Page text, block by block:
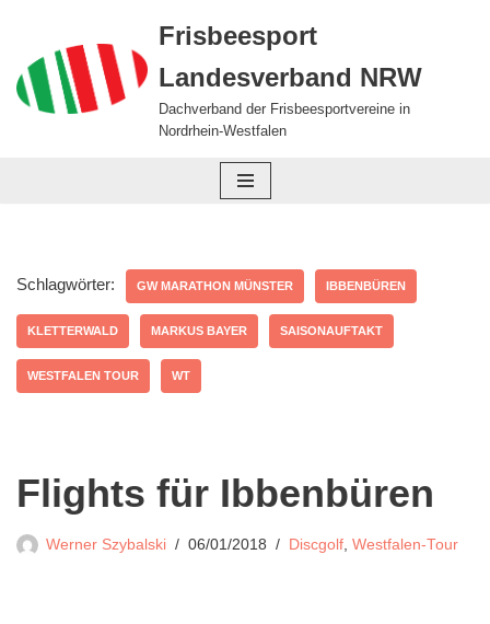
Zum
Inhalt
springen
Frisbeesport
Landesverband NRW
Dachverband der Frisbeesportvereine in
Nordrhein-Westfalen
Schlagwörter: GW MARATHON MÜNSTER IBBENBÜREN
KLETTERWALD MARKUS BAYER SAISONAUFTAKT
WESTFALEN TOUR WT
Flights für Ibbenbüren
Werner Szybalski 06/01/2018 Discgolf, Westfalen-Tour